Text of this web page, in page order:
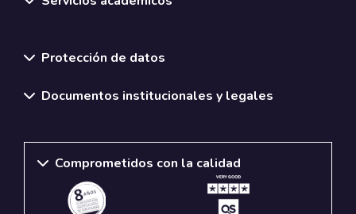
Protección de datos
Documentos institucionales y legales
Comprometidos con la calidad